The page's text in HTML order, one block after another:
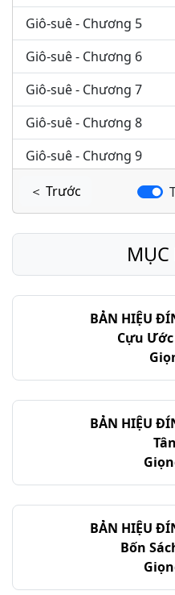
Giô-suê - Chương 5
Giô-suê - Chương 6
Giô-suê - Chương 7
Giô-suê - Chương 8
Giô-suê - Chương 9
Giô-suê - Chương 10
Giô-suê - Chương 12
Giô-suê - Chương 14
Giô-suê - Chương 17
Giô-suê - Chương 18
Giô-suê - Chương 19
Giô-suê - Chương 20
Giô-suê - Chương 21
Giô-suê - Chương 22
＜ Trước
BẢN HIỆU
Cựu
BẢN HIỆU
BẢN HIỆU
Bốn
MỤC